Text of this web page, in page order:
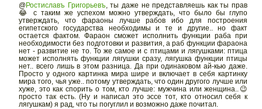
@Ростиславъ Григорьевъ ты даже не представляешь как ты прав
😂 с таким же успехом можно утверждать, что было бы глупо
утверждать, что фараоны лучше рабов ибо для построения
египетского государства необходимы и те и другие.. но факт
остается фактом. Фараон сможет исполнить функции раба при
необходимости без подготовки и развития, а раб функции фараона
нет - развитие не то. То же самое и с птицами и лягушками: птица
может исполнять функции лягушки сразу, лягушка функции птицы
нет.. всего лишь в этом разница. Да при одинаковом ай-кью даже.
Просто у одного картинка мира шире и включает в себя картинку
мира того, чья уже.. потому утверждать, что один другого лучше или
хуже, это как спорить о том, кто лучше: мужчина или женщина..😉
просто так есть. (Ну и написал это эссе тот, кто относил себя к
лягушкам) я рад, что ты погуглил и возможно даже почитал.